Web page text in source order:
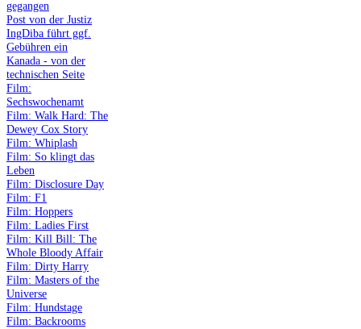
gegangen
Post von der Justiz
IngDiba führt ggf.
Gebühren ein
Kanada - von der
technischen Seite
Film:
Sechswochenamt
Film: Walk Hard: The
Dewey Cox Story
Film: Whiplash
Film: So klingt das
Leben
Film: Disclosure Day
Film: F1
Film: Hoppers
Film: Ladies First
Film: Kill Bill: The
Whole Bloody Affair
Film: Dirty Harry
Film: Masters of the
Universe
Film: Hundstage
Film: Backrooms